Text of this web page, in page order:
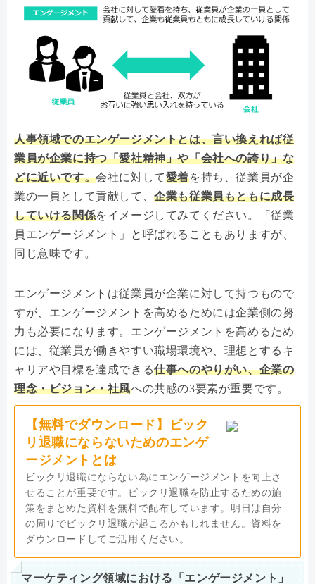
人事領域でのエンゲージメントとは、言い換えれば従
業員が企業に持つ「愛社精神」や「会社への誇り」な
どに近いです。会社に対して愛着を持ち、従業員が企
業の一員として貢献して、企業も従業員もともに成長
していける関係をイメージしてみてください。「従業
員エンゲージメント」と呼ばれることもありますが、
同じ意味です。
エンゲージメントは従業員が企業に対して持つもので
すが、エンゲージメントを高めるためには企業側の努
力も必要になります。エンゲージメントを高めるため
には、従業員が働きやすい職場環境や、理想とするキ
ャリアや目標を達成できる仕事へのやりがい、企業の
理念・ビジョン・社風への共感の3要素が重要です。
【無料でダウンロード】ビック
リ退職にならないためのエンゲ
ージメントとは
ビックリ退職にならない為にエンゲージメントを向上さ
せることが重要です。ビックリ退職を防止するための施
策をまとめた資料を無料で配布しています。明日は自分
の周りでビックリ退職が起こるかもしれません。資料を
ダウンロードしてご活用ください。
マーケティング領域における「エンゲージメント」